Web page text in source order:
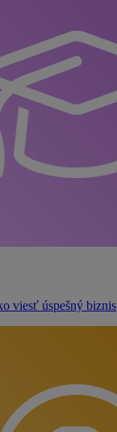
viesť úspešný biznis